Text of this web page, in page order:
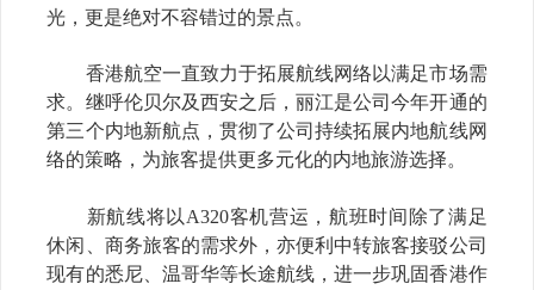
光，更是绝对不容错过的景点。
香港航空一直致力于拓展航线网络以满足市场需
求。继呼伦贝尔及西安之后，丽江是公司今年开通的
第三个内地新航点，贯彻了公司持续拓展内地航线网
络的策略，为旅客提供更多元化的内地旅游选择。
新航线将以 A320客机营运，航班时间除了满足
休闲、商务旅客的需求外，亦便利中转旅客接驳公司
现有的悉尼、温哥华等长途航线，进一步巩固香港作